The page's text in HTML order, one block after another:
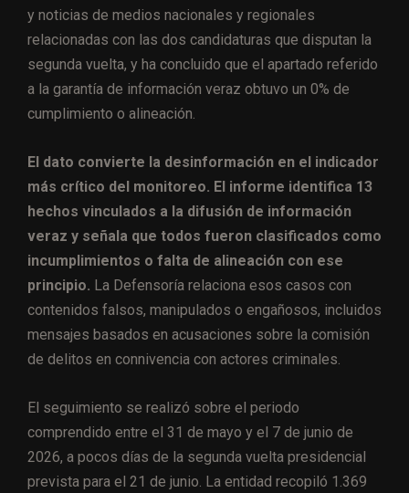
y noticias de medios nacionales y regionales
relacionadas con las dos candidaturas que disputan la
segunda vuelta, y ha concluido que el apartado referido
a la garantía de información veraz obtuvo un 0% de
cumplimiento o alineación.
El dato convierte la desinformación en el indicador
más crítico del monitoreo. El informe identifica 13
hechos vinculados a la difusión de información
veraz y señala que todos fueron clasificados como
incumplimientos o falta de alineación con ese
principio. La Defensoría relaciona esos casos con
contenidos falsos, manipulados o engañosos, incluidos
mensajes basados en acusaciones sobre la comisión
de delitos en connivencia con actores criminales.
El seguimiento se realizó sobre el periodo
comprendido entre el 31 de mayo y el 7 de junio de
2026, a pocos días de la segunda vuelta presidencial
prevista para el 21 de junio. La entidad recopiló 1.369